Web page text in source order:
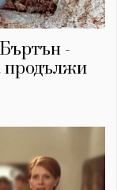
-
продължи